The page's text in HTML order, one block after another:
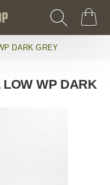
DARK GREY
WP DARK